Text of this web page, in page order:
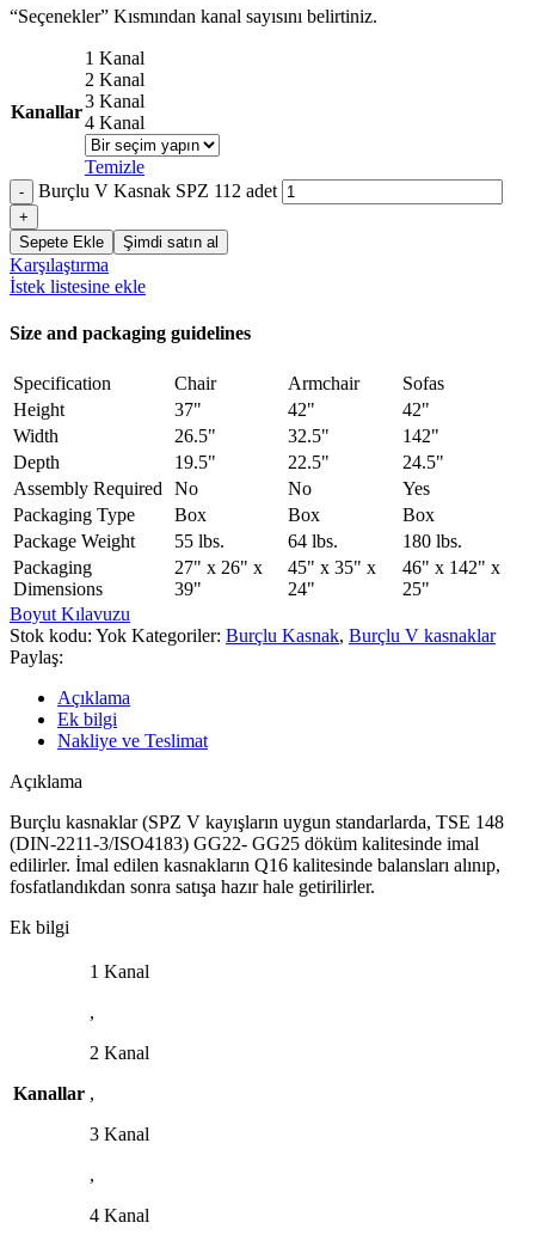
“Seçenekler” Kısmından kanal sayısını belirtiniz.
Kanallar
1 Kanal
2 Kanal
3 Kanal
4 Kanal
Temizle
Burçlu V Kasnak SPZ 112 adet
Sepete Ekle Şimdi satın al
Karşılaştırma
İstek listesine ekle
Size and packaging guidelines
Specification Chair Armchair
Sofas
Height
37" 42"
42"
Width
26.5" 32.5"
142"
Depth
19.5" 22.5"
24.5"
Assembly Required No No
Yes
Packaging Type
Box Box
Box
Package Weight
55 lbs. 64 lbs.
180 lbs.
Packaging
Dimensions
27" x 26" x
39"
45" x 35" x
24"
46" x 142" x
25"
Boyut Kılavuzu
Stok kodu: Yok Kategoriler: Burçlu Kasnak, Burçlu V kasnaklar
Paylaş:
Açıklama
Ek bilgi
Nakliye ve Teslimat
Açıklama
Burçlu kasnaklar (SPZ V kayışların uygun standarlarda, TSE 148
(DIN-2211-3/ISO4183) GG22- GG25 döküm kalitesinde imal
edilirler. İmal edilen kasnakların Q16 kalitesinde balansları alınıp,
fosfatlandıkdan sonra satışa hazır hale getirilirler.
Ek bilgi
Kanallar
1 Kanal
,
2 Kanal
,
3 Kanal
,
4 Kanal